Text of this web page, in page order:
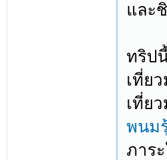
และ
ทริป
เที่ย
เที่ย
พนม
ภาร